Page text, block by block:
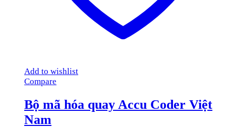
Add to wishlist
Compare
Bộ mã hóa quay Accu Coder Việt
Nam